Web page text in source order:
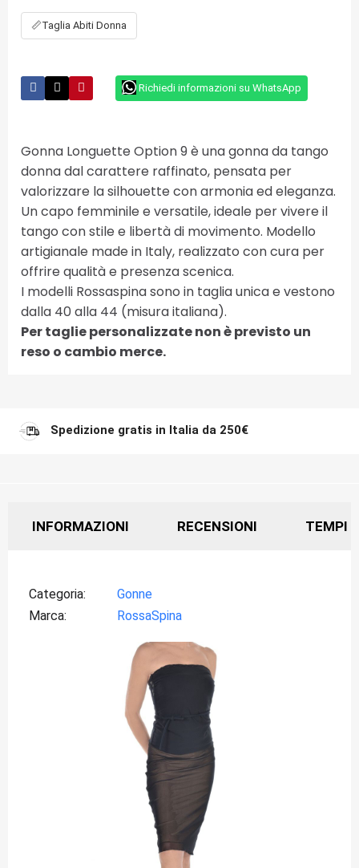
📏Taglia Abiti Donna
Richiedi informazioni su WhatsApp
Gonna Longuette Option 9 è una gonna da tango
donna dal carattere raffinato, pensata per
valorizzare la silhouette con armonia ed eleganza.
Un capo femminile e versatile, ideale per vivere il
tango con stile e libertà di movimento. Modello
artigianale made in Italy, realizzato con cura per
offrire qualità e presenza scenica.
I modelli Rossaspina sono in taglia unica e vestono
dalla 40 alla 44 (misura italiana).
Per taglie personalizzate non è previsto un
reso o cambio merce.
Spedizione gratis in Italia da 250€
INFORMAZIONI RECENSIONI TEMPI
Categoria
Gonne
Marca
RossaSpina